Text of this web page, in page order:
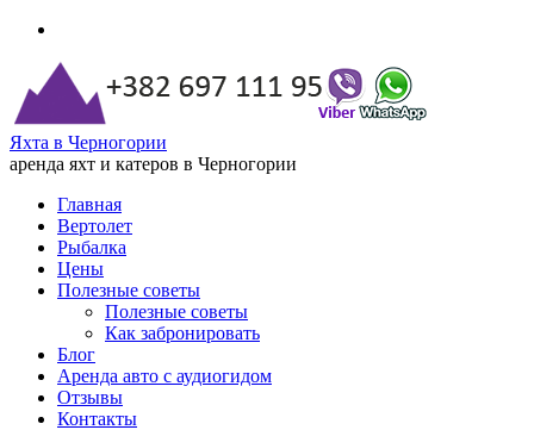
Яхта в Черногории
аренда яхт и катеров в Черногории
Главная
Вертолет
Рыбалка
Цены
Полезные советы
Полезные советы
Как забронировать
Блог
Аренда авто с аудиогидом
Отзывы
Контакты